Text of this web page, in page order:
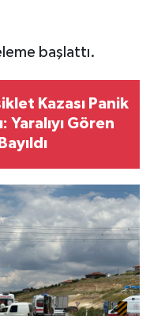
başlattı.
Kazası Panik
Yaralıyı Gören